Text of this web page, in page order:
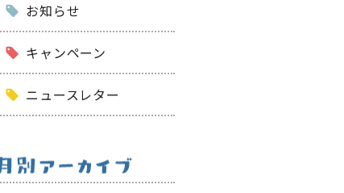
お知らせ
キャンペーン
ニュースレター